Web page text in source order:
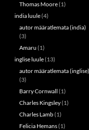
Thomas Moore(1)
india luule(4)
autor määratlemata (india)
(3)
Amaru (1)
inglise luule(13)
autor määratlemata (inglise)
(3)
Barry Cornwall (1)
Charles Kingsley(1)
Charles Lamb(1)
Felicia Hemans(1)